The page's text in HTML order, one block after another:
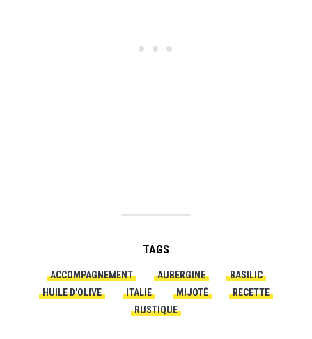
TAGS
ACCOMPAGNEMENT AUBERGINE
BASILIC
HUILE D'OLIVE
ITALIE MIJOTÉ
RECETTE
RUSTIQUE